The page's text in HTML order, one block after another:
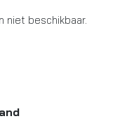
niet beschikbaar.